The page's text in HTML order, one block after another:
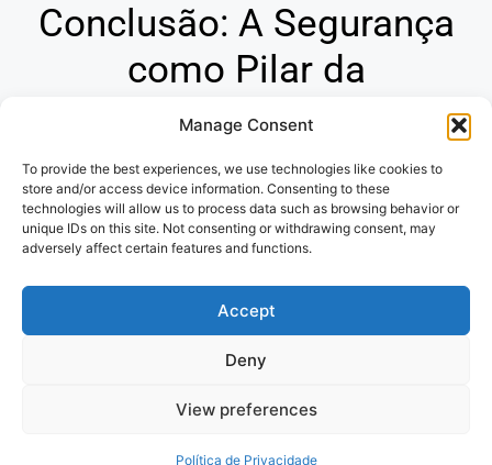
Manage Consent
To provide the best experiences, we use technologies like cookies to
store and/or access device information. Consenting to these
technologies will allow us to process data such as browsing behavior or
unique IDs on this site. Not consenting or withdrawing consent, may
adversely affect certain features and functions.
Accept
Deny
View preferences
Política de Privacidade
Conclusão: A Segurança
como Pilar da
Tranquilidade
Os seguros são ferramentas indispensáveis para
proteger seu futuro financeiro e garantir sua paz de
espírito. Ao compreender a diversidade de opções e os
princípios que regem o mercado de seguros, você
estará apto a tomar decisões conscientes e assegurar a
proteção de seu patrimônio e de seus entes queridos.
Politica de Privacidade